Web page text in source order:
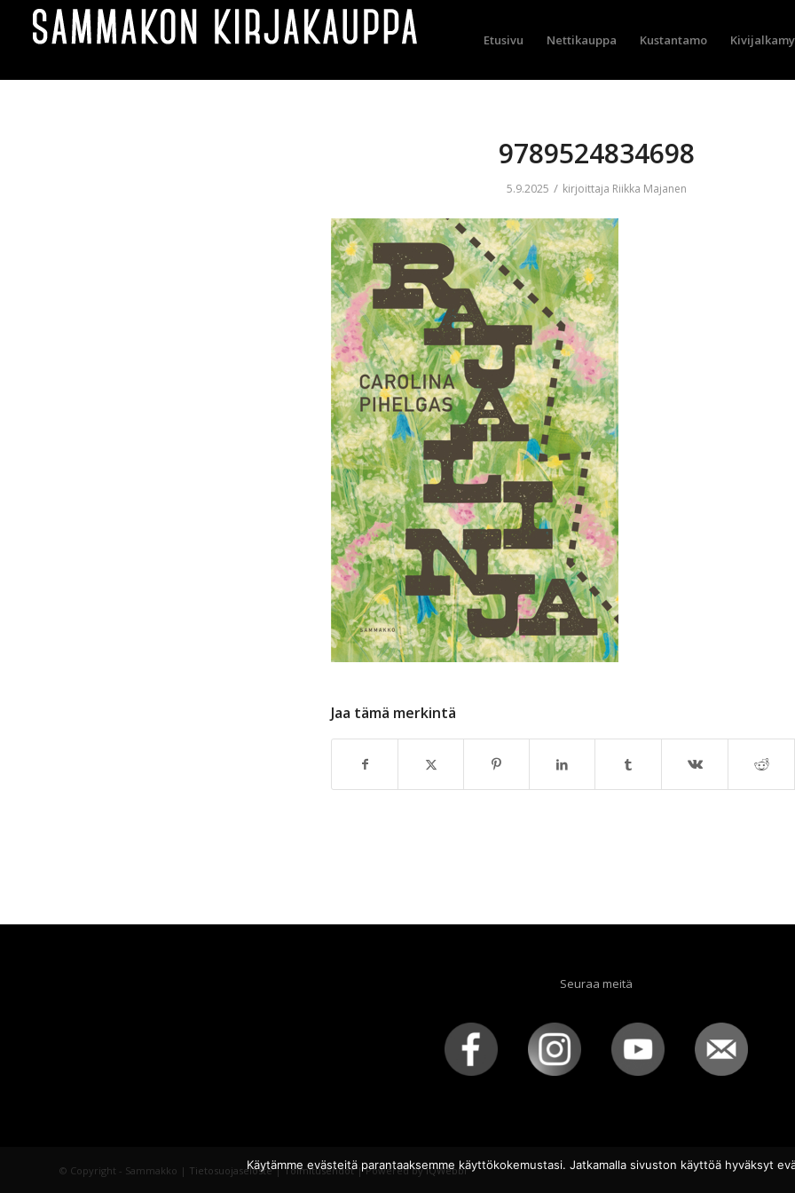
Etusivu Nettikauppa Kustantamo
9789524834698
5.9.2025 / kirjoittaja Riikka Majanen
Jaa tämä merkintä
Seuraa meitä
© Copyright - Sammakko | Tietosuojaseloste|Toimitusehdot| Powered byiQWebbi
Käytämme evästeitä parantaaksemme käyttökokemustasi. Jatkamalla sivuston käyttöä hyväksyt